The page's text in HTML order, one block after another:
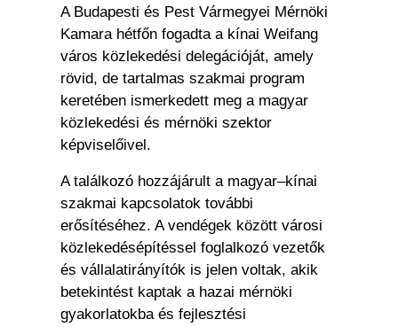
A Budapesti és Pest Vármegyei Mérnöki
Kamara hétfőn fogadta a kínai Weifang
város közlekedési delegációját, amely
rövid, de tartalmas szakmai program
keretében ismerkedett meg a magyar
közlekedési és mérnöki szektor
képviselőivel.
A találkozó hozzájárult a magyar–kínai
szakmai kapcsolatok további
erősítéséhez. A vendégek között városi
közlekedésépítéssel foglalkozó vezetők
és vállalatirányítók is jelen voltak, akik
betekintést kaptak a hazai mérnöki
gyakorlatokba és fejlesztési